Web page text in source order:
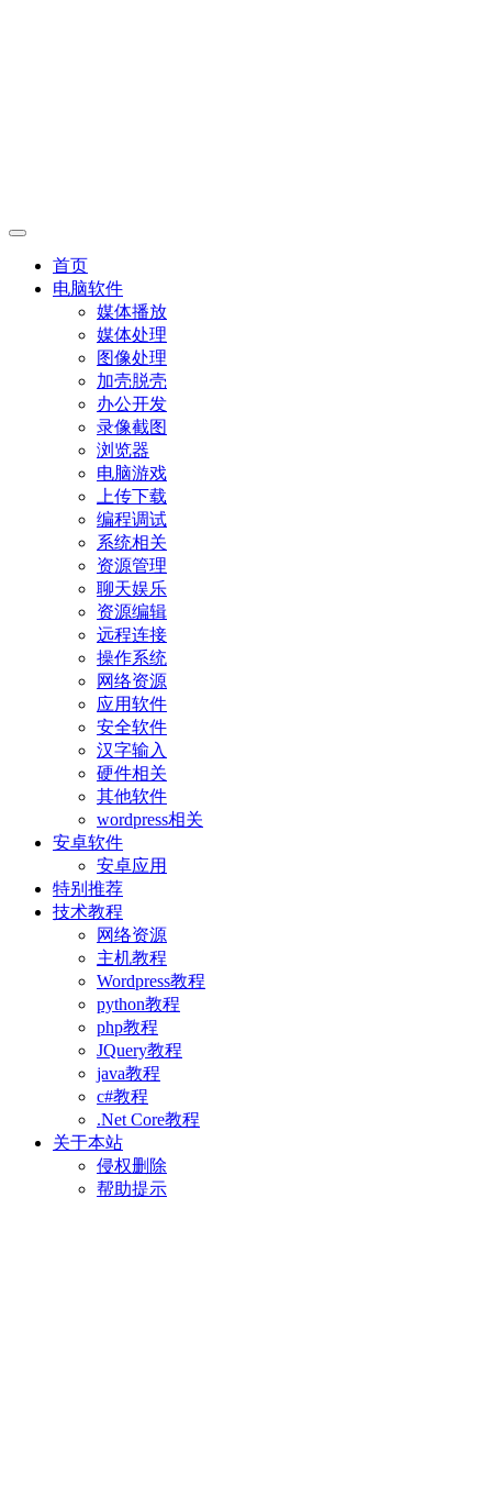
首页
电脑软件
媒体播放
媒体处理
图像处理
加壳脱壳
办公开发
录像截图
浏览器
电脑游戏
上传下载
编程调试
系统相关
资源管理
聊天娱乐
资源编辑
远程连接
操作系统
网络资源
应用软件
安全软件
汉字输入
硬件相关
其他软件
wordpress相关
安卓软件
安卓应用
特别推荐
技术教程
网络资源
主机教程
Wordpress教程
python教程
php教程
JQuery教程
java教程
c#教程
.Net Core教程
关于本站
侵权删除
帮助提示